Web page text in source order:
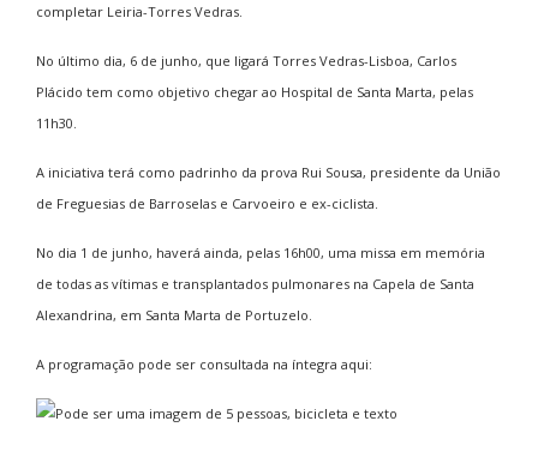
completar Leiria-Torres Vedras.
No último dia, 6 de junho, que ligará Torres Vedras-Lisboa, Carlos
Plácido tem como objetivo chegar ao Hospital de Santa Marta, pelas
11h30.
A iniciativa terá como padrinho da prova Rui Sousa, presidente da União
de Freguesias de Barroselas e Carvoeiro e ex-ciclista.
No dia 1 de junho, haverá ainda, pelas 16h00, uma missa em memória
de todas as vítimas e transplantados pulmonares na Capela de Santa
Alexandrina, em Santa Marta de Portuzelo.
A programação pode ser consultada na íntegra aqui: